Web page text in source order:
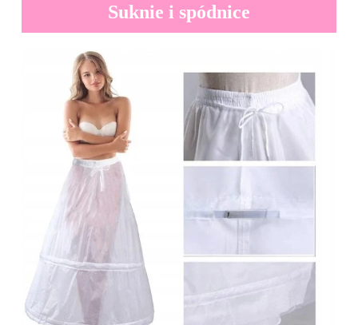
Suknie i spódnice